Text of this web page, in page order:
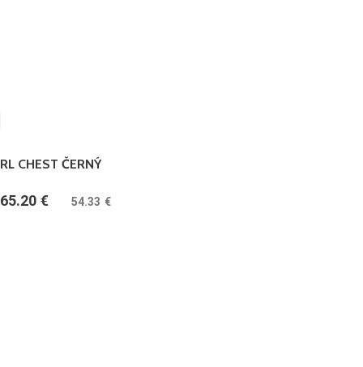
RL CHEST ČERNÝ
65.20 € 54.33 €